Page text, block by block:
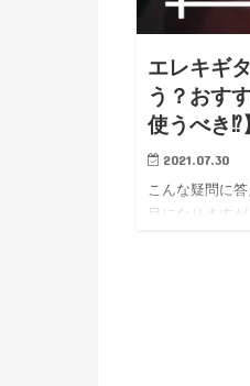
エレキギ
う？おす
使うべき⁉︎
2021.07.30
こんな疑問に
目になります